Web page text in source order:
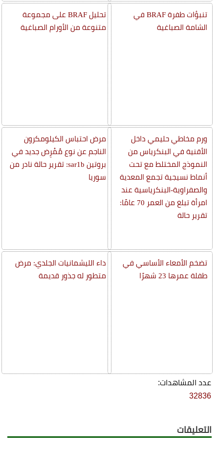
تنبؤات طفرة BRAF في
الشامة الصباغية
ورم مخاطي حليمي داخل
الأقنية في البنكرياس من
النموذج المختلط مع تحت
أنماط نسيجية تجمع المعدية
والصفراوية-البنكرياسية عند
امرأة تبلغ من العمر 70 عامًا:
تقرير حالة
تضخم الأمعاء الأساسي في
طفلة عمرها 23 شهرًا
تحليل BRAF على مجموعة
متنوعة من الأورام الصباغية
مرض احتباس الكيلومكرون
الناجم عن نوع مُمْرِض جديد في
بروتين sar1b: تقرير حالة نادر من
سوريا
داء الليشمانيات الجلدي: مرض
متطور له جذور قديمة
عدد المشاهدات:
32836
التعليقات